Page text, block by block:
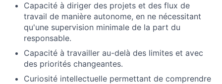
Capacité à diriger des projets et des flux de
travail de manière autonome, en ne nécessitant
qu'une supervision minimale de la part du
responsable.
Capacité à travailler au-delà des limites et avec
des priorités changeantes.
Curiosité intellectuelle permettant de comprendre